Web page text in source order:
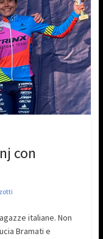
con
italiane. Non
Bramati e